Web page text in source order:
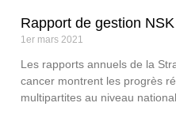
Rapport de gestion
1er mars 2021
Les rapports annuels de la
cancer montrent les progrès
multipartites au niveau